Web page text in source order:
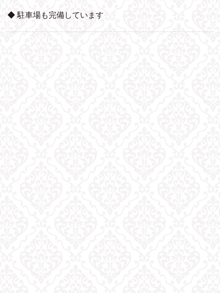
◆ 駐車場も完備しています